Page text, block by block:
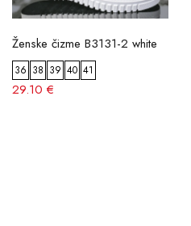
Ženske čizme B3131-2 white
36 38 39 40 41
29.10 €